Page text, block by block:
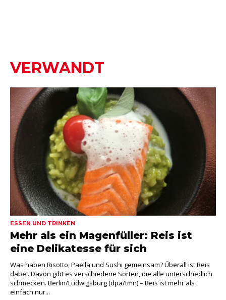
VERWANDT
ESSEN UND TRINKEN
Mehr als ein Magenfüller: Reis ist
eine Delikatesse für sich
Was haben Risotto, Paella und Sushi gemeinsam? Überall ist Reis
dabei. Davon gibt es verschiedene Sorten, die alle unterschiedlich
schmecken. Berlin/Ludwigsburg (dpa/tmn) – Reis ist mehr als
einfach nur...